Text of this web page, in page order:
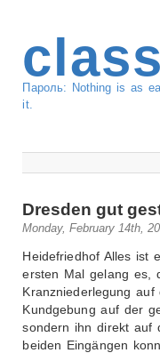
Пароль: Nothing is as
it.
Dresden gut
Monday, February 14th,
Heidefriedhof Alles ist
ersten Mal gelang es,
Kranzniederlegung
Kundgebung auf der
sondern ihn direkt auf
beiden Eingängen